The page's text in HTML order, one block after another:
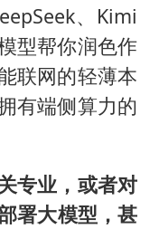
、Kimi
型帮你润色作
联网的轻薄本
有端侧算力的
专业，或者对
署大模型，甚